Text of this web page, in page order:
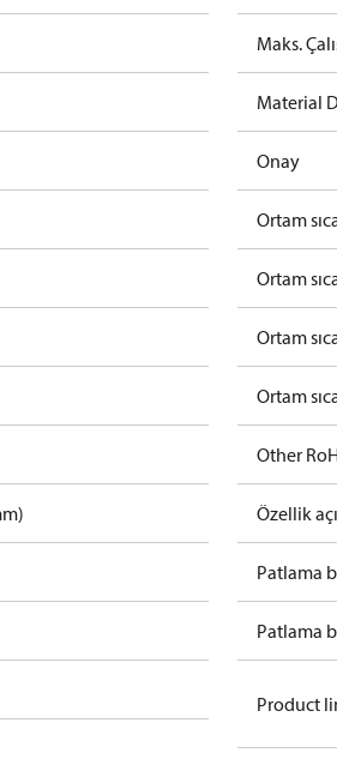
Maks.
Material
Onay
Ortam
Ortam
Ortam
Ortam
Other
Özellik
Patlama
Patlama
Product